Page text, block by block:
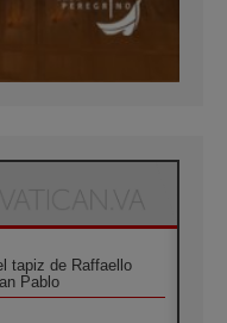
tapiz de Raffaello
Pablo